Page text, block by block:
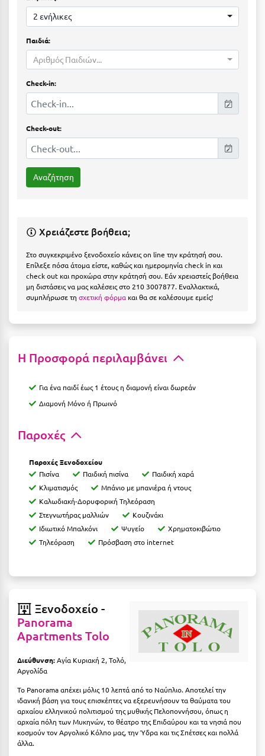
Ελληνικό Αρκαδίας
Ελούντα Κρήτης
Ερέτρια
Ερμιόνη
Εύβοια
Ευρυτανία
Ζαγοροχώρια
Ηλεία
Ηράκλειο
Θεσσαλονίκη
Ιεράπετρα
Ιθάκη
Ιωάννινα
Καλάβρυτα
Καλαμάτα
Κάλαμος
Καλαμπάκα
Κάλυμνος
Καμένα Βούρλα
Καρδάμαινα
Καρδαμύλη
2 ενήλικες
Παιδιά:
Αριθμός Παιδιών...
Check-in:
Check-out:
Χρειάζεστε βοήθεια;
Στο συγκεκριμένο ξενοδοχείο κάνεις on line την κράτησή σου.
Επίλεξε πόσα άτομα είστε, καθώς και ημερομηνία check in και
check out και προχώρα στην κράτησή σου. Εάν χρειαστείς βοήθεια
μη διστάσεις να μας καλέσεις στο 210 3007877. Εναλλακτικά,
συμπλήρωσε τη σχετική φόρμα και θα σε καλέσουμε εμείς!
Η Προσφορά περιλαμβάνει
Για ένα παιδί έως 1 έτους η διαμονή είναι δωρεάν
Διαμονή Μόνο ή Πρωινό
Παροχές
Παροχές Ξενοδοχείου
Πισίνα
Παιδική πισίνα
Παιδική χαρά
Κλιματισμός
Μπάνιο με μπανιέρα ή ντους
Καλωδιακή-Δορυφορική Τηλεόραση
Στεγνωτήρας μαλλιών
Κουζινάκι
Ιδιωτικό Μπαλκόνι
Ψυγείο
Χρηματοκιβώτιο
Τηλεόραση
Πρόσβαση στο internet
Ξενοδοχείο -
Panorama
Apartments Tolo
Διεύθυνση:Αγία Κυριακή 2, Τολό,
Αργολίδα
Το Panorama απέχει μόλις 10 λεπτά από το Ναύπλιο. Αποτελεί την
ιδανική βάση για τους επισκέπτες να εξερευνήσουν τα θαύματα του
αρχαίου ελληνικού πολιτισμού της μυθικής Πελοποννήσου, όπως η
αρχαία πόλη των Μυκηνών, το θέατρο της Επιδαύρου και τα νησιά που
κοσμούν τον Αργολικό Κόλπο μας, την Ύδρα και τις Σπέτσες και πολλά
άλλα.